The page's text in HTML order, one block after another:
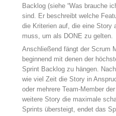
Backlog (siehe “Was brauche
sind. Er beschreibt welche
die Kriterien auf, die eine Story
muss, um als DONE zu gelten.
Anschließend fängt der Scrum
beginnend mit denen der
Sprint Backlog zu hängen.
wie viel Zeit die Story in
oder mehrere Team-Member
weitere Story die maximale
Sprints übersteigt, endet das